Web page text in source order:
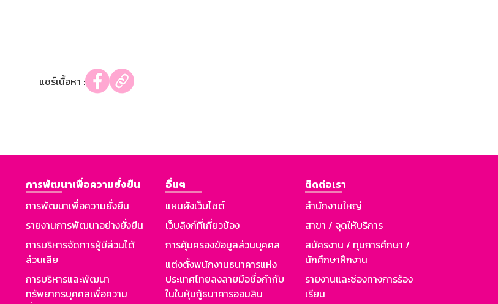
แชร์เนื้อหา :
การพัฒนาเพื่อความยั่งยืน
การพัฒนาเพื่อความยั่งยืน
รายงานการพัฒนาอย่างยั่งยืน
การบริหารจัดการผู้มีส่วนได้
ส่วนเสีย
การบริหารและพัฒนา
ทรัพยากรบุคคลเพื่อความ
อื่นๆ
แผนผังเว็บไซต์
เว็บลิงก์ที่เกี่ยวข้อง
การคุ้มครองข้อมูลส่วนบุคคล
แต่งตั้งพนักงานธนาคารแห่ง
ประเทศไทยลงลายมือชื่อกำกับ
ในใบหุ้นกู้ธนาคารออมสิน
ติดต่อเรา
สำนักงานใหญ่
สาขา / จุดให้บริการ
สมัครงาน / ทุนการศึกษา /
นักศึกษาฝึกงาน
รายงานและช่องทางการร้อง
เรียน